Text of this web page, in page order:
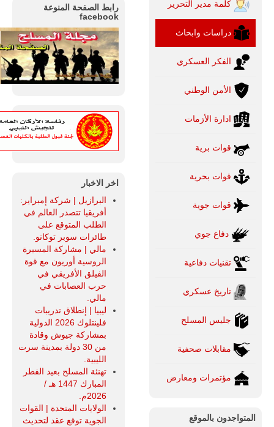
كلمة مدير التحرير
دراسات وابحاث
الفكر العسكري
الأمن الوطني
ادارة الأزمات
قوات برية
قوات بحرية
قوات جوية
دفاع جوي
تقنيات دفاعية
تاريخ عسكري
جليس المسلح
مقابلات صحفية
مؤتمرات ومعارض
المتواجدون بالموقع
رابط الصفحة المنوعة
facebook
اخر الاخبار
البرازيل | شركة إمبراير:
أفريقيا تتصدر العالم في
الطلب المتوقع على
طائرات سوبر توكانو.
مالي | مشاركة المسيرة
الروسية أوريون مع قوة
الفيلق الأفريقي في
حرب العصابات في
مالي.
ليبيا | إنطلاق تدريبات
فلينتلوك 2026 الدولية
بمشاركة جيوش وقادة
من 30 دولة بمدينة سرت
الليبية.
تهنئة المسلح بعيد الفطر
المبارك 1447 هـ /
2026م.
الولايات المتحدة | القوات
الجوية توقع عقد لتحديث